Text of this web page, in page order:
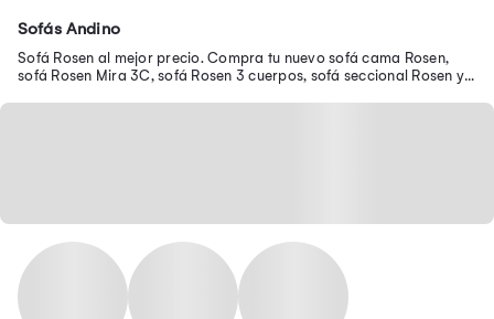
Sofás Andino
Sofá Rosen al mejor precio. Compra tu nuevo sofá cama Rosen,
sofá Rosen Mira 3C, sofá Rosen 3 cuerpos, sofá seccional Rosen y